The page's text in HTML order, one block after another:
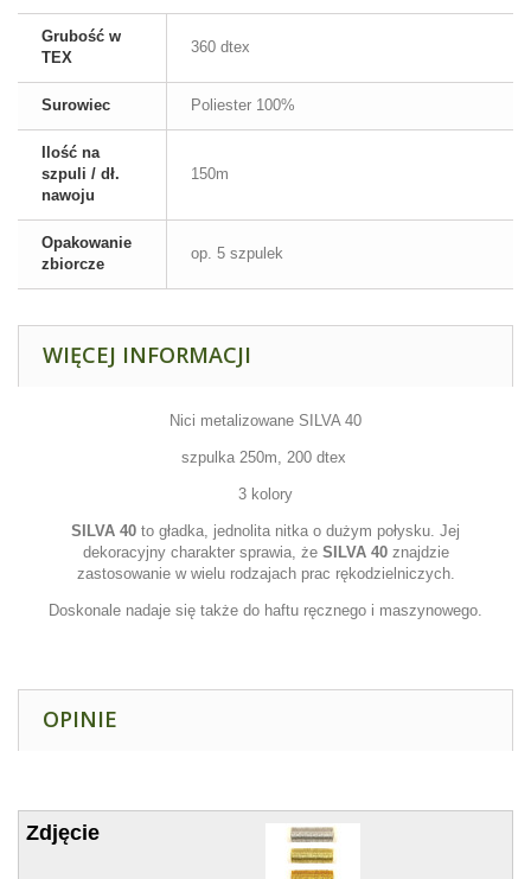
Grubość w
TEX
360 dtex
Surowiec Poliester 100%
Ilość na
szpuli / dł.
nawoju
150m
Opakowanie
zbiorcze
op. 5 szpulek
WIĘCEJ INFORMACJI
Nici metalizowane SILVA 40
szpulka 250m, 200 dtex
3 kolory
SILVA 40 to gładka, jednolita nitka o dużym połysku. Jej
dekoracyjny charakter sprawia, że SILVA 40znajdzie
zastosowanie w wielu rodzajach prac rękodzielniczych.
Doskonale nadaje się także do haftu ręcznego i maszynowego.
OPINIE